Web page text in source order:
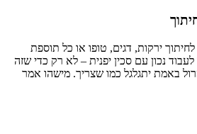
ירקות, דגים, טופו או כל תוספת
נכון עם סכין יפנית – לא רק כדי שזה
באמת יתגלגל כמו שצריך. מישהו אמר